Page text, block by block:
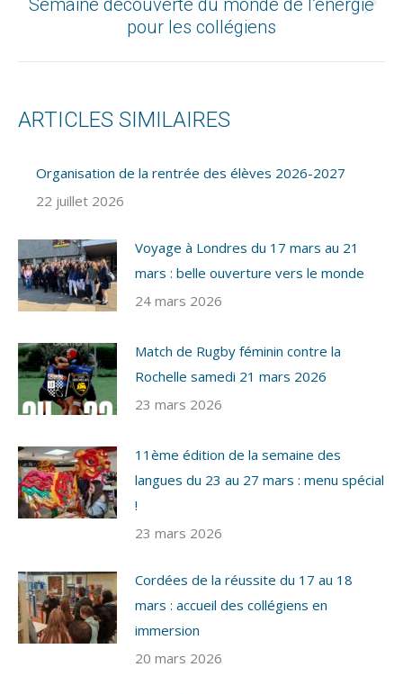
pour les collégiens
ARTICLES SIMILAIRES
Organisation de la rentrée des élèves 2026-2027
22 juillet 2026
Voyage à Londres du 17 mars au 21
mars : belle ouverture vers le monde
24 mars 2026
Match de Rugby féminin contre la
Rochelle samedi 21 mars 2026
23 mars 2026
11ème édition de la semaine des
langues du 23 au 27 mars : menu spécial
!
23 mars 2026
Cordées de la réussite du 17 au 18
mars : accueil des collégiens en
immersion
20 mars 2026